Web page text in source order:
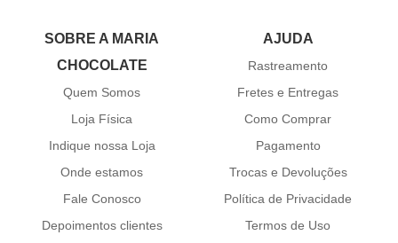
SOBRE A MARIA
CHOCOLATE
Quem Somos
Loja Física
Indique nossa Loja
Onde estamos
Fale Conosco
Depoimentos clientes
AJUDA
Rastreamento
Fretes e Entregas
Como Comprar
Pagamento
Trocas e Devoluções
Política de Privacidade
Termos de Uso